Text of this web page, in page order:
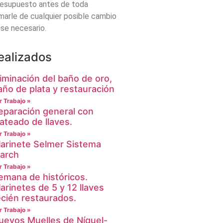
antes de toda
de cualquier posible cambio
necesario.
del baño de oro,
de plata y restauración
Trabajo »
general con
de llaves.
Trabajo »
Selmer Sistema
Trabajo »
de históricos.
de 5 y 12 llaves
restaurados.
Trabajo »
Muelles de Níquel-